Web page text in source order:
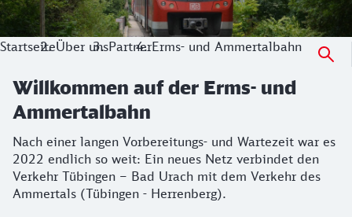
StartseiteÜber unsPartnerErms- und Ammertalbahn
Willkommen auf der Erms- und
Ammertalbahn
Nach einer langen Vorbereitungs- und Wartezeit war es
2022 endlich so weit: Ein neues Netz verbindet den
Verkehr Tübingen – Bad Urach mit dem Verkehr des
Ammertals (Tübingen - Herrenberg).